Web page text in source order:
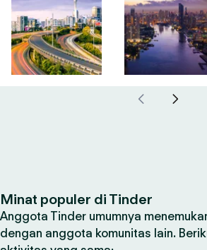
Minat populer di Tinder
Anggota Tinder umumnya
dengan anggota komunitas lain.